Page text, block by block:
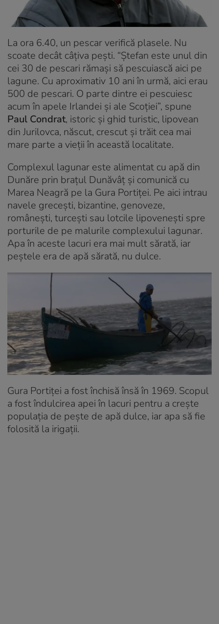
La ora 6.40, un pescar verifică plasele. Nu
scoate decât câţiva peşti. “Ștefan este unul din
cei 30 de pescari rămași să pescuiască aici pe
lagune. Cu aproximativ 10 ani în urmă, aici erau
500 de pescari. O parte dintre ei pescuiesc
acum în apele Irlandei și ale Scoției”, spune
Paul Condrat, istoric și ghid turistic, lipovean
din Jurilovca, născut, crescut și trăit cea mai
mare parte a vieții în această localitate.
Complexul lagunar este alimentat cu apă din
Dunăre prin braţul Dunăvâţ şi comunică cu
Marea Neagră pe la Gura Portiţei. Pe aici intrau
navele greceşti, bizantine, genoveze,
româneşti, turceşti sau lotcile lipoveneşti spre
porturile de pe malurile complexului lagunar.
Apa în aceste lacuri era mai mult sărată, iar
peştele era de apă sărată, nu dulce.
Gura Portiței a fost închisă însă în 1969. Scopul
a fost îndulcirea apei în lacuri pentru a crește
populația de pește de apă dulce, iar apa să fie
folosită la irigații.